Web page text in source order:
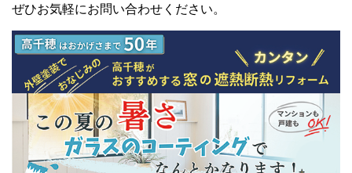
ぜひお気軽にお問い合わせください。